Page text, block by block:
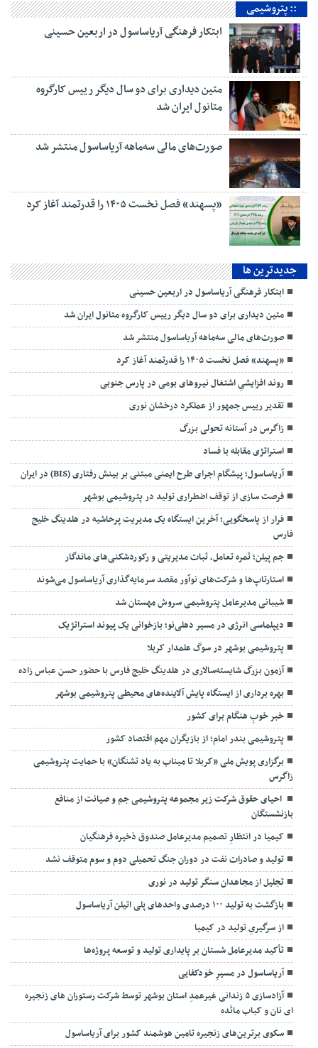
:: پتروشیمی
ابتکار فرهنگی آریاساسول در اربعین حسینی
متین دیداری برای دو سال دیگر رییس کارگروه
متانول ایران شد
صورت‌های مالی سه‌ماهه آریاساسول منتشر شد
«پسهند» فصل نخست ۱۴۰۵ را قدرتمند آغاز کرد
جديدترين ها
ابتکار فرهنگی آریاساسول در اربعین حسینی
متین دیداری برای دو سال دیگر رییس کارگروه متانول ایران شد
صورت‌های مالی سه‌ماهه آریاساسول منتشر شد
«پسهند» فصل نخست ۱۴۰۵ را قدرتمند آغاز کرد
روند افزایشیِ اشتغال نیروهای بومی در پارس جنوبی
تقدیر رییس جمهور از عملکرد درخشان نوری
زاگرس در آستانه تحولی بزرگ
استراتژی مقابله با فساد
آریاساسول؛ پیشگام اجرای طرح ایمنی مبتنی بر بینش رفتاری (BIS) در ایران
فرصت سازی از توقف اضطراری تولید در پتروشیمی بوشهر
فرار از پاسخگویی؛ آخرین ایستگاه یک مدیریت پرحاشیه در هلدینگ خلیج
فارس
جم پیلن؛ ثمره تعامل، ثبات مدیریتی و رکوردشکنی‌های ماندگار
استارتاپ‌ها و شرکت‌های نوآور مقصد سرما‌یه‌گذاری آریاساسول می‌شوند
شیبانی مدیرعامل پتروشیمی سروش مهستان شد
دیپلماسی انرژی در مسیر دهلی‌نو؛ بازخوانی یک پیوند استراتژیک
پتروشیمی بوشهر در سوگ علمدار کربلا
آزمون بزرگ شایسته‌سالاری در هلدینگ خلیج فارس با حضور حسن عباس زاده
بهره برداری از ایستگاه پایش آلاینده‌های محیطی پتروشیمی بوشهر
خبر خوبِ هنگام برای کشور
پتروشیمی بندر امام؛ از بازیگران مهم اقتصاد کشور
برگزاری پویش ملی «کربلا تا میناب به یاد تشنگان» با حمایت پتروشیمی
زاگرس
احیای حقوق شرکت زیر مجموعه پتروشیمی جم و صیانت از منافع
بازنشستگان
کیمیا در انتظارِ تصمیم مدیرعامل صندوق ذخیره فرهنگیان
تولید و صادرات نفت در دوران جنگ تحمیلی دوم و سوم متوقف نشد
تجلیل از مجاهدان سنگر تولید در نوری
بازگشت به تولید ۱۰۰ درصدی واحدهای پلی اتیلن آریاساسول
از سرگیریِ تولید در کیمیا
تأکید مدیرعامل شستان بر پایداری تولید و توسعه پروژه‌ها
آریاساسول در مسیرِ خودکفایی
آزادسازی ۵ زندانی غیرعمدِ استان بوشهر توسط شرکت رستوران های زنجیره
ای نان و کباب مائده
سکوی برترین‌های زنجیره تامین هوشمند کشور برای آریاساسول